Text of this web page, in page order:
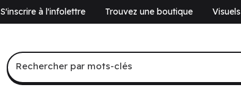
S'inscrire à l'infolettre Trouvez une boutique Visuels
Recherche par mots-clés
Rechercher par mots-clés